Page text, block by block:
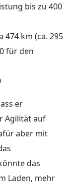
bis zu 400
474 km (ca. 295
für den
er
Agilität auf
aber mit
das
Laden, mehr